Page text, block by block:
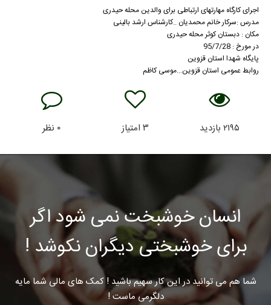
اجرای کارگاه مهارتهای ارتباطی برای والدین محله حیدری
مدرس :سرکار خانم محمدیان ..کارشناس ارشد بالینی
مکان : دبستان کوثر محله حیدری
در مورخ : 95/7/28
پایگاه شهدا استان قزوین
روابط عمومی استان قزوین...موسی کاظم
۲۱۹۵ بازدید ۳امتیاز ۰ نظر
انسان خوشبخت نمی شود اگر
برای خوشبختی دیگران نکوشد !
شما هم می توانید در این کار سهیم باشید ! کمک های مالی شما مایه
دلگرمی ماست !